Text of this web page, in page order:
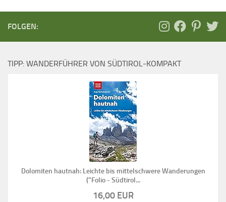
FOLGEN:
TIPP: WANDERFÜHRER VON SÜDTIROL-KOMPAKT
Dolomiten hautnah: Leichte bis mittelschwere Wanderungen
("Folio - Südtirol...
16,00 EUR